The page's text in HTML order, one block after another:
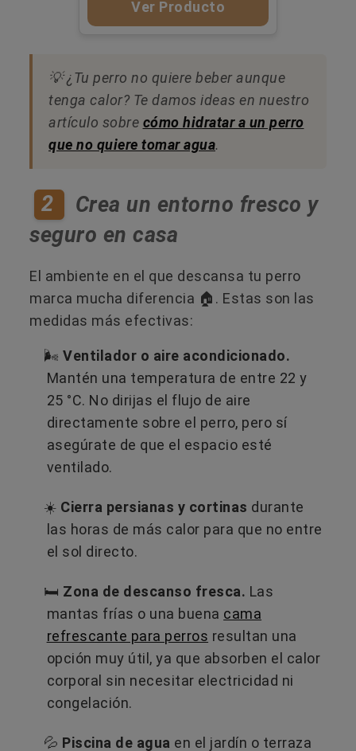
Ver Producto
💡 ¿Tu perro no quiere beber aunque
tenga calor? Te damos ideas en nuestro
artículo sobre cómo hidratar a un perro
que no quiere tomar agua.
2
Crea un entorno fresco y
seguro en casa
El ambiente en el que descansa tu perro
marca mucha diferencia 🏠. Estas son las
medidas más efectivas:
🌬️ Ventilador o aire acondicionado.
Mantén una temperatura de entre 22 y
25 °C. No dirijas el flujo de aire
directamente sobre el perro, pero sí
asegúrate de que el espacio esté
ventilado.
☀️ Cierra persianas y cortinas durante
las horas de más calor para que no entre
el sol directo.
🛏️ Zona de descanso fresca. Las
mantas frías o una buena cama
refrescante para perros resultan una
opción muy útil, ya que absorben el calor
corporal sin necesitar electricidad ni
congelación.
💦 Piscina de agua en el jardín o terraza